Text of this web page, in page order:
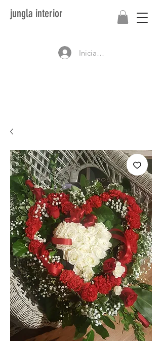
jungla interior
Iniciar sesión